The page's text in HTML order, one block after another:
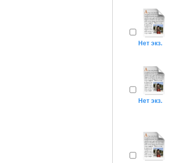
Нет экз.
Нет экз.